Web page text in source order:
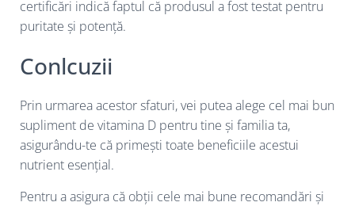
certificări indică faptul că produsul a fost testat pentru
puritate și potență.
Conlcuzii
Prin urmarea acestor sfaturi, vei putea alege cel mai bun
supliment de vitamina D pentru tine și familia ta,
asigurându-te că primești toate beneficiile acestui
nutrient esențial.
Pentru a asigura că obții cele mai bune recomandări și